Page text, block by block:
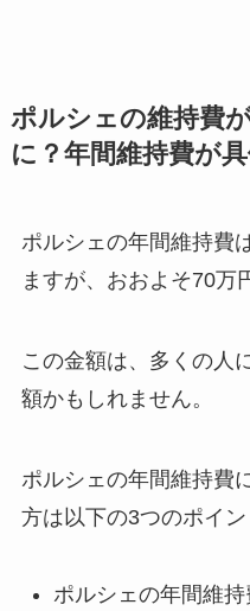
ポルシェの維持費
に？年間維持費が
ポルシェの年間維持費
ますが、おおよそ70万
この金額は、多くの人
額かもしれません。
ポルシェの年間維持費
方は以下の3つのポイン
ポルシェの年間維